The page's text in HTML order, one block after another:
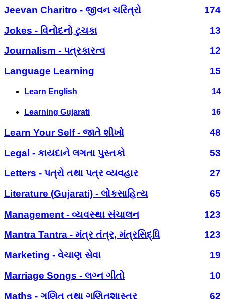
Jeevan Charitro - જીવન ચરિત્રો
174
Jokes - વિનોદનો ટુચકા
13
Journalism - પત્રકારત્વ
12
Language Learning
15
Learn English 14
Learning Gujarati 16
Learn Your Self - જાતે શીખો
48
Legal - કાયદાને લગતા પુસ્તકો
53
Letters - પત્રો તથા પત્ર વ્યવહાર
27
Literature (Gujarati) - લોકસાહિત્ય
65
Management - વ્યવસ્થા સંચાલન
123
Mantra Tantra - મંત્ર તંત્ર, મંત્રસિદ્ધિ
123
Marketing - વેચાણ સેવા
19
Marriage Songs - લગ્ન ગીતો
10
Maths - ગણિત તથા ગણિતશાસ્ત્ર
62